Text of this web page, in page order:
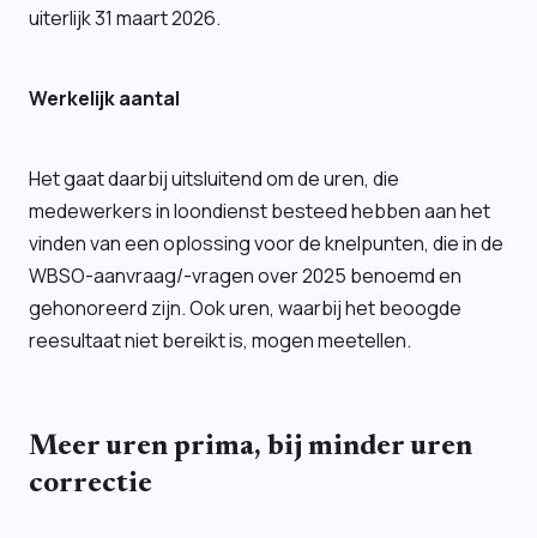
uiterlijk 31 maart 2026.
Werkelijk aantal
Het gaat daarbij uitsluitend om de uren, die
medewerkers in loondienst besteed hebben aan het
vinden van een oplossing voor de knelpunten, die in de
WBSO-aanvraag/-vragen over 2025 benoemd en
gehonoreerd zijn. Ook uren, waarbij het beoogde
reesultaat niet bereikt is, mogen meetellen.
Meer uren prima, bij minder uren
correctie